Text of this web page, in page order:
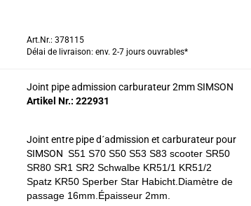
Art.Nr.: 378115
Délai de livraison: env. 2-7 jours ouvrables*
Joint pipe admission carburateur 2mm SIMSON
Artikel Nr.: 222931
Joint entre pipe d´admission et carburateur pour
SIMSON S51 S70 S50 S53 S83 scooter SR50
SR80 SR1 SR2 Schwalbe KR51/1 KR51/2
Spatz KR50 Sperber Star Habicht.Diamètre de
passage 16mm.Épaisseur 2mm.